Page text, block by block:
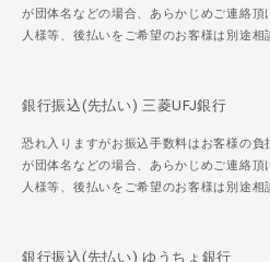
が団体名などの場合、あらかじめご連絡
人様等、後払いをご希望のお客様は別途
銀行振込(先払い) 三菱UFJ銀行
恐れ入りますがお振込手数料はお客様の
が団体名などの場合、あらかじめご連絡
人様等、後払いをご希望のお客様は別途相
銀行振込(先払い) ゆうちょ銀行